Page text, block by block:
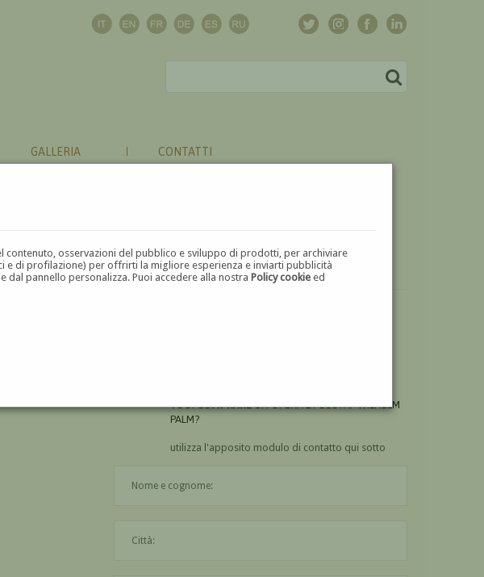
contenuto, osservazioni del pubblico e sviluppo di prodotti, per archiviare
e di profilazione) per offrirti la migliore esperienza e inviarti pubblicità
dal pannello personalizza. Puoi accedere alla nostraPolicy cookie ed
GALLERIA CONTATTI
VUOICOMPRAREUN'OPERA DI GUSTAF WILHELM
PALM?
utilizza l'apposito modulo di contatto qui sotto